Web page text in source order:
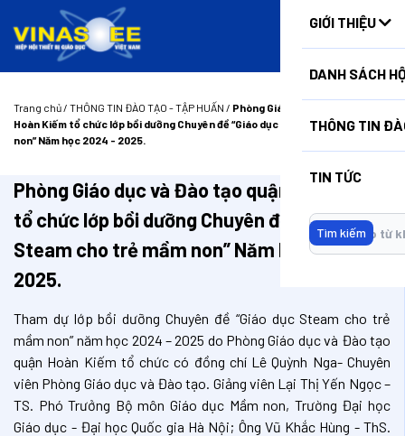
HUẤN
GIỚI THIỆU
DANH SÁCH
THÔNG TIN
TIN TỨC
Tìm kiếm
Trang chủ/ THÔNG TIN ĐÀO TẠO - TẬP HUẤN / Phòng Giáo dục và Đào tạo quận
Hoàn Kiếm tổ chức lớp bồi dưỡng Chuyên đề “Giáo dục Steam cho trẻ mầm
non” Năm học 2024 - 2025.
Phòng Giáo dục và Đào tạo quận Hoàn Kiếm
tổ chức lớp bồi dưỡng Chuyên đề “Giáo dục
Steam cho trẻ mầm non” Năm học 2024 -
2025.
Tham dự lớp bồi dưỡng Chuyên đề “Giáo dục Steam cho trẻ
mầm non” năm học 2024 – 2025 do Phòng Giáo dục và Đào tạo
quận Hoàn Kiếm tổ chức có đồng chí Lê Quỳnh Nga- Chuyên
viên Phòng Giáo dục và Đào tạo. Giảng viên Lại Thị Yến Ngọc –
TS. Phó Trưởng Bộ môn Giáo dục Mầm non, Trường Đại học
Giáo dục - Đại học Quốc gia Hà Nội; Ông Vũ Khắc Hùng - ThS.